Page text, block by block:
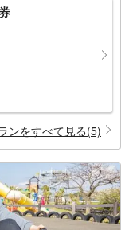
ンをすべて見る(5)